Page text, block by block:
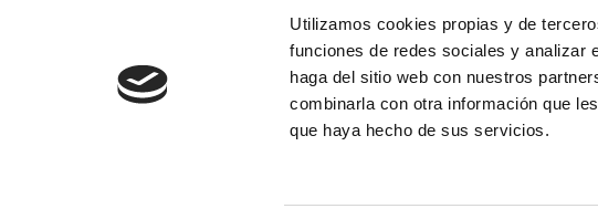
Utilizamos cookies propias y de
funciones de redes sociales y analizar
haga del sitio web con nuestros
combinarla con otra información que
que haya hecho de sus servicios.
Noticias